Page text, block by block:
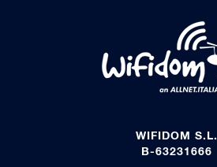
WIFIDOM S.L.
B-63231666